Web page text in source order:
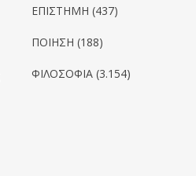
ΕΠΙΣΤΗΜΗ (437)
ΠΟΙΗΣΗ (188)
ΦΙΛΟΣΟΦΙΑ (3.154)